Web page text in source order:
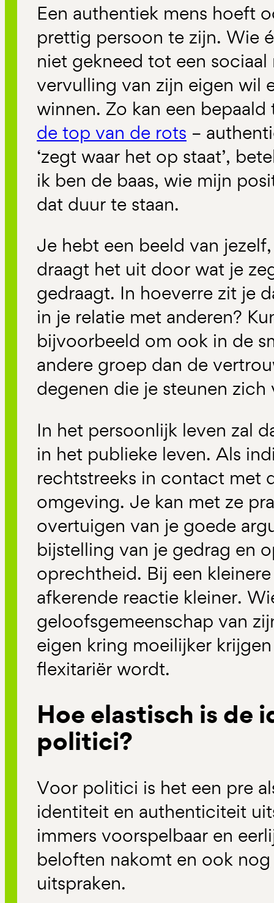
Een authentiek mens hoeft
prettig persoon te zijn. Wie
niet gekneed tot een
vervulling van zijn eigen wil
winnen. Zo kan een
de top van de rots –
‘zegt waar het op staat’,
ik ben de baas, wie mijn
dat duur te staan.
Je hebt een beeld van
draagt het uit door wat je
gedraagt. In hoeverre zit je
in je relatie met anderen?
bijvoorbeeld om ook in de
andere groep dan de
degenen die je steunen zich
In het persoonlijk leven zal
in het publieke leven. Als
rechtstreeks in contact met
omgeving. Je kan met ze
overtuigen van je goede
bijstelling van je gedrag en
oprechtheid. Bij een
afkerende reactie kleiner.
geloofsgemeenschap van
eigen kring moeilijker
flexitariër wordt.
Hoe elastisch is de
politici?
Voor politici is het een pre
identiteit en authenticiteit
immers voorspelbaar en
beloften nakomt en ook
uitspraken.